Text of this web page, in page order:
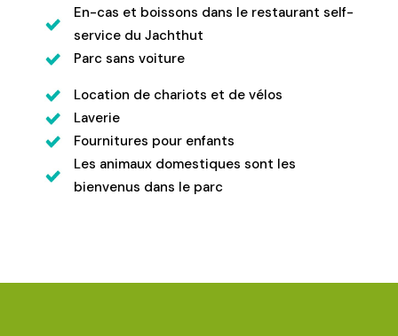
En-cas et boissons dans le restaurant self-
service du Jachthut
Parc sans voiture
Location de chariots et de vélos
Laverie
Fournitures pour enfants
Les animaux domestiques sont les
bienvenus dans le parc